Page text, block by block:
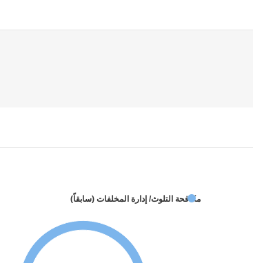
مكافحة التلوث/ إدارة المخلفات (سابقاً)